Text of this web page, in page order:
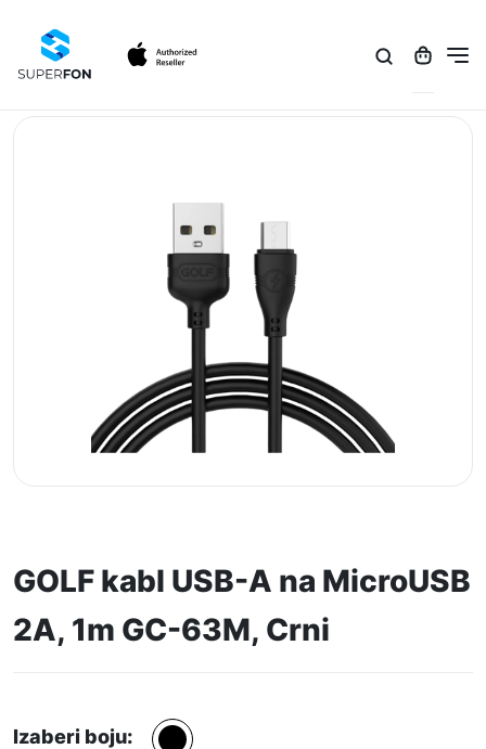
GOLF kabl USB-A na MicroUSB
2A, 1m GC-63M, Crni
Izaberi boju: